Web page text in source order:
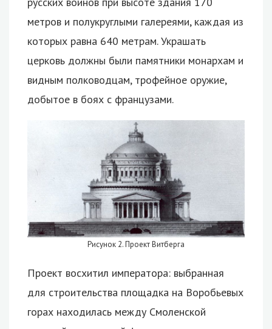
метров и полукруглыми галереями, каждая из
которых равна 640 метрам. Украшать
церковь должны были памятники монархам и
видным полководцам, трофейное оружие,
добытое в боях с французами.
Рисунок 2. Проект Витберга
Проект восхитил императора: выбранная
для строительства площадка на Воробьевых
горах находилась между Смоленской